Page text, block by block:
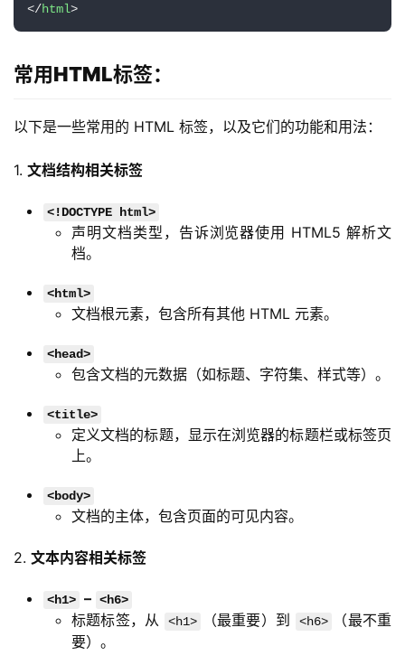
</html>
常用HTML标签：
以下是一些常用的 HTML 标签，以及它们的功能和用法：
1. 文档结构相关标签
<!DOCTYPE html>
声明文档类型，告诉浏览器使用 HTML5 解析文
档。
<html>
文档根元素，包含所有其他 HTML 元素。
<head>
包含文档的元数据（如标题、字符集、样式等）。
<title>
定义文档的标题，显示在浏览器的标题栏或标签页
上。
<body>
文档的主体，包含页面的可见内容。
2. 文本内容相关标签
<h1> – <h6>
标题标签，从 <h1> （最重要）到 <h6>
（最不重
要）。